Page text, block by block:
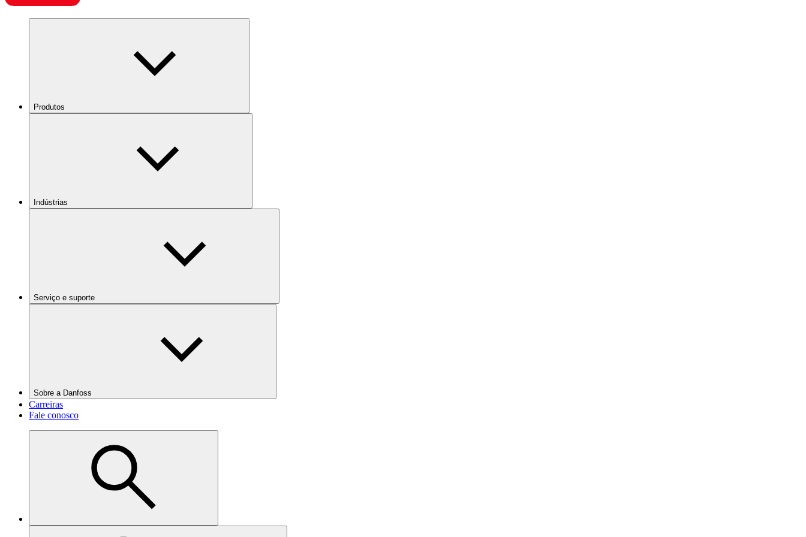
Produtos
Indústrias
Serviço e suporte
Sobre a Danfoss
Carreiras
Fale conosco